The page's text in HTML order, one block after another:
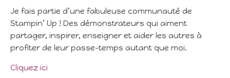
Je fais partie d’une fabuleuse communauté de
Stampin’ Up ! Des démonstrateurs qui aiment
partager, inspirer, enseigner et aider les autres à
profiter de leur passe-temps autant que moi.
Cliquez ici